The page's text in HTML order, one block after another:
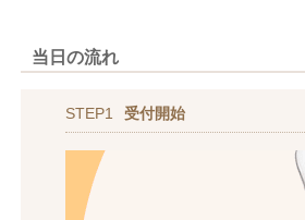
当日の流れ
STEP1 受付開始